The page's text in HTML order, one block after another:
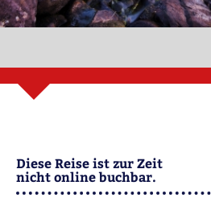
Diese Reise ist zur Zeit
nicht online buchbar.